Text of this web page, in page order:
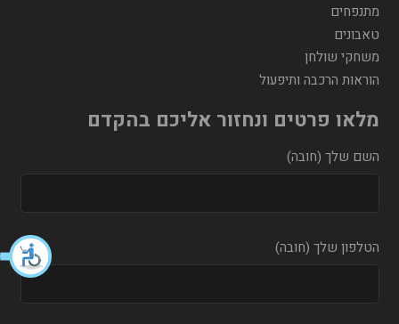
מתנפחים
טאבונים
משחקי שולחן
הוראות הרכבה ותיפעול
מלאו פרטים ונחזור אליכם בהקדם
השם שלך (חובה)
הטלפון שלך (חובה)